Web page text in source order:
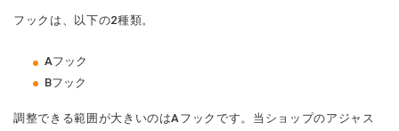
フックは、以下の2種類。
Aフック
Bフック
調整できる範囲が大きいのはAフックです。当ショップのアジャス